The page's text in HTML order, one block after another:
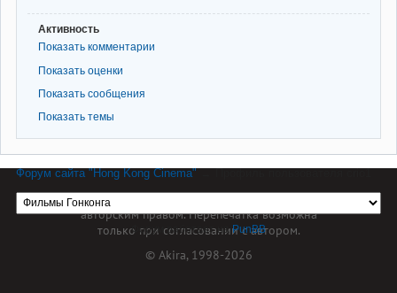
Активность
Показать комментарии
Показать оценки
Показать сообщения
Показать темы
Форум сайта "Hong Kong Cinema"
Форум работает наPunBB
Материал сайта hkcinema.ru защищен
авторским правом. Перепечатка возможна
только при согласовании с автором.
© Akira, 1998-2026